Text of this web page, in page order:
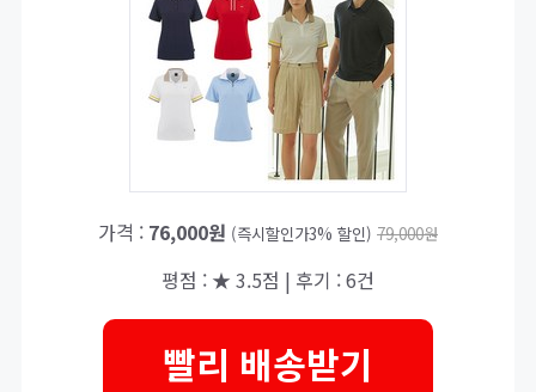
가격 : 76,000원 (즉시할인가3% 할인) 79,000원
평점 : ★ 3.5점 | 후기 : 6건
빨리 배송받기